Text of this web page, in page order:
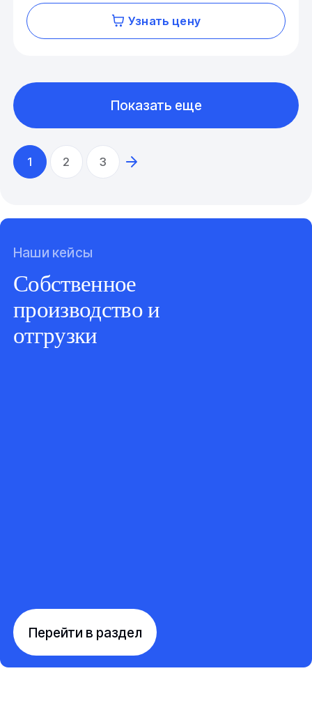
Узнать цену
1 2 3
Показать еще
Наши кейсы
Собственное
производство и
отгрузки
Перейти в раздел